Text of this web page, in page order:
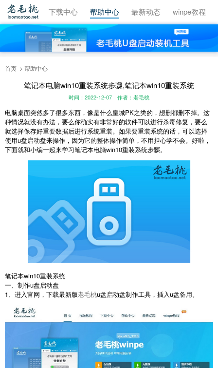
视频教程 下载中心 帮助中心 最新动态 winpe教程
首页 帮助中心
笔记本电脑win10重装系统步骤,笔记本win10重装系统
时间：2022-12-07 作者：老毛桃
电脑桌面突然多了很多东西，像是什么皇城PK之类的，想删都删不掉。这
种情况就没有办法，要么你确实有非常好的软件可以进行杀毒修复，要么
就选择保存好重要数据后进行系统重装。如果要重装系统的话，可以选择
使用u盘启动盘来操作，因为它的整体操作简单，不用担心学不会。好啦，
下面就和小编一起来学习笔记本电脑win10重装系统步骤。
笔记本win10重装系统
一、制作u盘启动盘
1、进入官网，下载最新版老毛桃u盘启动盘制作工具，插入u盘备用。